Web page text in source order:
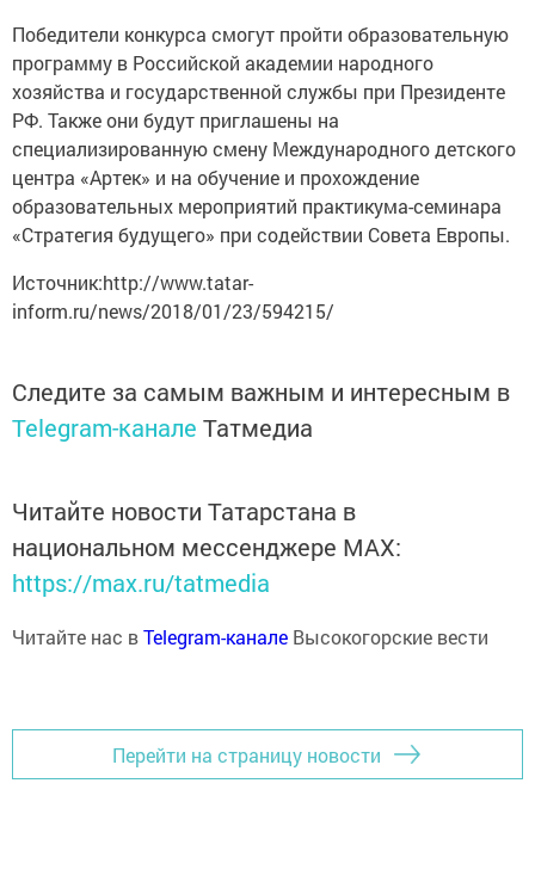
Победители конкурса смогут пройти образовательную
программу в Российской академии народного
хозяйства и государственной службы при Президенте
РФ. Также они будут приглашены на
специализированную смену Международного детского
центра «Артек» и на обучение и прохождение
образовательных мероприятий практикума-семинара
«Стратегия будущего» при содействии Совета Европы.
Источник:http://www.tatar-
inform.ru/news/2018/01/23/594215/
Следите за самым важным и интересным в
Telegram-канале Татмедиа
Читайте новости Татарстана в
национальном мессенджере MАХ:
https://max.ru/tatmedia
Читайте нас вTelegram-канале Высокогорские вести
Перейти на страницу новости